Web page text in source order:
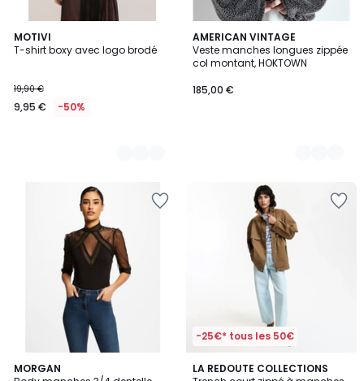
MOTIVI
T-shirt boxy avec logo brodé
€
au
appliquée.
19,90 €
9,95 € -50%
2
Couleurs
AMERICAN VINTAGE
Veste manches longues zippée
col montant, HOKTOWN
185,00 €
5
Couleurs
MORGAN
5
-25€* tous les 50€
LA REDOUTE COLLECTIONS
4,3